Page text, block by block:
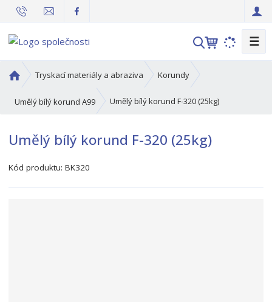
V
e
t
☰
v
o
í
t
Tryskací materiály a abraziva Korundy
Umělý bílý korund A99 Umělý bílý korund F-320 (25kg)
Umělý bílý korund F-320 (25kg)
Kód produktu:BK320